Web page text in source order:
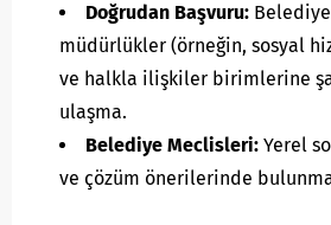
Doğrudan Başvuru:
müdürlükler (örneğin, sosyal
ve halkla ilişkiler birimlerine
ulaşma.
Belediye Meclisleri: Yerel
ve çözüm önerilerinde